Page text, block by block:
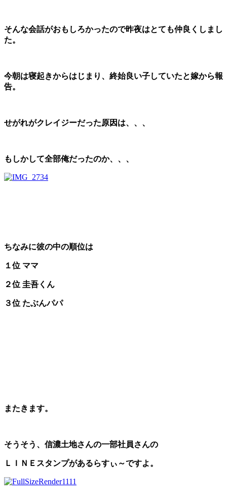
そんな会話がおもしろかったので昨夜はとても仲良くしまし
た。
今朝は寝起きからはじまり、終始良い子していたと嫁から報
告。
せがれがクレイジーだった原因は、、、
もしかして全部俺だったのか、、、
ちなみに彼の中の順位は
１位 ママ
２位 圭吾くん
３位 たぶんパパ
またきます。
そうそう、信濃土地さんの一部社員さんの
ＬＩＮＥスタンプがあるらすぃ～ですよ。